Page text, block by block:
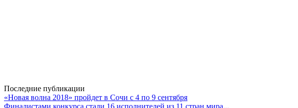
Последние публикации
«Новая волна 2018» пройдет в Сочи с 4 по 9 сентября
Финалистами конкурса стали 16 исполнителей из 11 стран мира...